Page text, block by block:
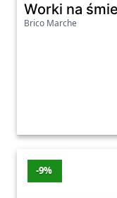
Worki na
Brico Marche
-9%